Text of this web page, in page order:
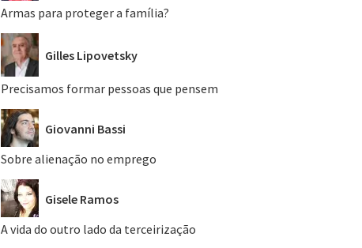
Armas para proteger a família?
Gilles Lipovetsky
Precisamos formar pessoas que pensem
Giovanni Bassi
Sobre alienação no emprego
Gisele Ramos
A vida do outro lado da terceirização